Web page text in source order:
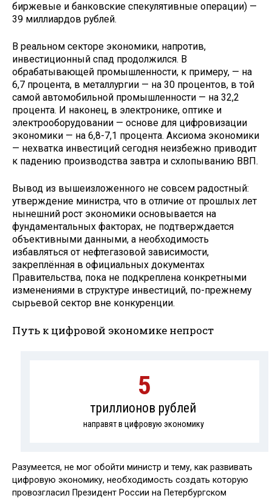
биржевые и банковские спекулятивные операции) —
39 миллиардов рублей.
В реальном секторе экономики, напротив,
инвестиционный спад продолжился. В
обрабатывающей промышленности, к примеру, — на
6,7 процента, в металлургии — на 30 процентов, в той
самой автомобильной промышленности — на 32,2
процента. И наконец, в электронике, оптике и
электрооборудовании — основе для цифровизации
экономики — на 6,8-7,1 процента. Аксиома экономики
— нехватка инвестиций сегодня неизбежно приводит
к падению производства завтра и схлопыванию ВВП.
Вывод из вышеизложенного не совсем радостный:
утверждение министра, что в отличие от прошлых лет
нынешний рост экономики основывается на
фундаментальных факторах, не подтверждается
объективными данными, а необходимость
избавляться от нефтегазовой зависимости,
закреплённая в официальных документах
Правительства, пока не подкреплена конкретными
изменениями в структуре инвестиций, по-прежнему
сырьевой сектор вне конкуренции.
Путь к цифровой экономике непрост
5
триллионов рублей
направят в цифровую экономику
Разумеется, не мог обойти министр и тему, как развивать
цифровую экономику, необходимость создать которую
провозгласил Президент России на Петербургском